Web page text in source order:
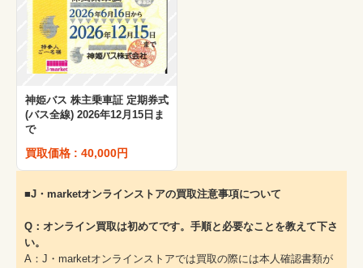
神姫バス 株主乗車証 定期券式
(バス全線) 2026年12月15日ま
で
買取価格 : 40,000円
■J・marketオンラインストアの買取注意事項について
Q：オンライン買取は初めてです。手順と必要なことを教えて下さ
い。
A：J・marketオンラインストアでは買取の際には本人確認書類が